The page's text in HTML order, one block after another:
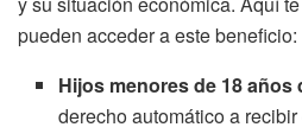
pueden acceder a este beneficio:
Hijos menores de 18 años
derecho automático a